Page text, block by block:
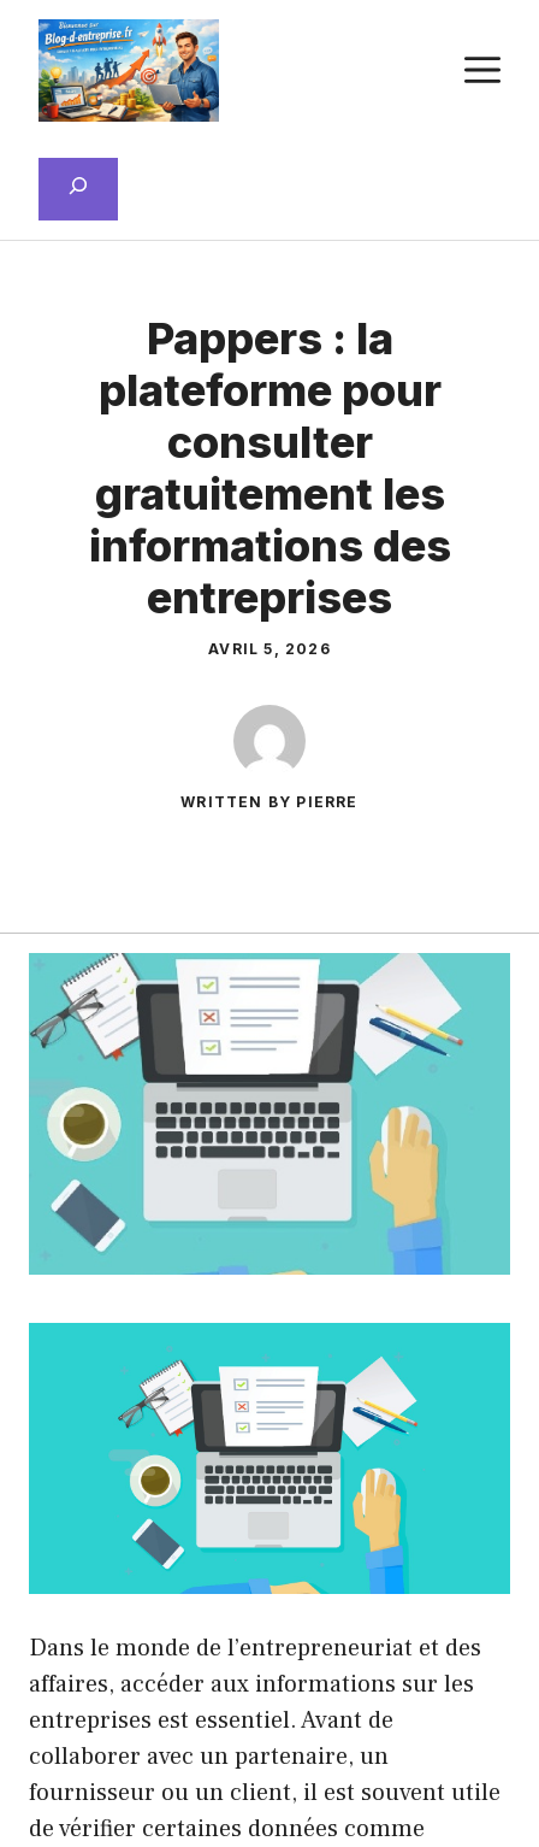
Aller
contenu
Pappers : la
plateforme pour
consulter
gratuitement les
informations des
entreprises
AVRIL 5, 2026
WRITTEN BY PIERRE
Dans le monde de l’entrepreneuriat et des
affaires, accéder aux informations sur les
entreprises est essentiel. Avant de
collaborer avec un partenaire, un
fournisseur ou un client, il est souvent utile
de vérifier certaines données comme